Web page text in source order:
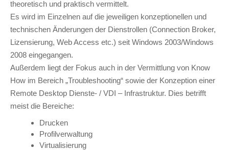
theoretisch und praktisch vermittelt.
Es wird im Einzelnen auf die jeweiligen konzeptionellen und
technischen Änderungen der Dienstrollen (Connection Broker,
Lizensierung, Web Access etc.) seit Windows 2003/Windows
2008 eingegangen.
Außerdem liegt der Fokus auch in der Vermittlung von Know
How im Bereich „Troubleshooting“ sowie der Konzeption einer
Remote Desktop Dienste- / VDI – Infrastruktur. Dies betrifft
meist die Bereiche:
Drucken
Profilverwaltung
Virtualisierung